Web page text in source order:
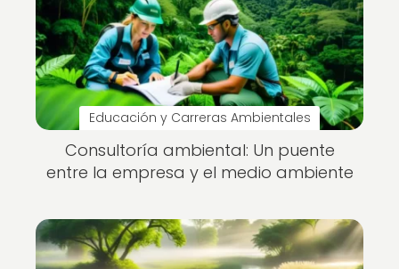
Educación y Carreras Ambientales
Consultoría ambiental: Un puente
entre la empresa y el medio ambiente